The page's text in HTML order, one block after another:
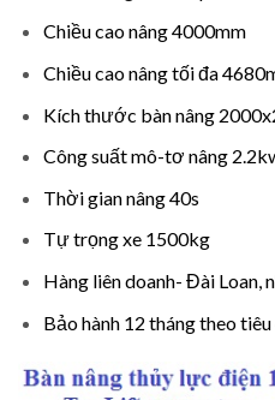
Chiều cao nâng 4000mm
Chiều cao nâng tối đa
Kích thước bàn nâng
Công suất mô-tơ nâng
Thời gian nâng 40s
Tự trọng xe 1500kg
Hàng liên doanh- Đài Loan,
Bảo hành 12 tháng theo